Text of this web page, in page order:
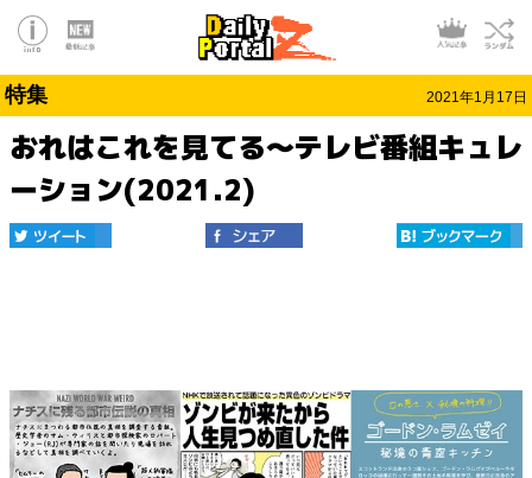
特集 2021年1月17日
おれはこれを見てる～テレビ番組キュレ
ーション(2021.2)